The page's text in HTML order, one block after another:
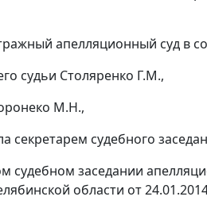
апелляционный суд в
судьи Столяренко Г.М.,
М.Н.,
секретарем судебного
судебном заседании
области от